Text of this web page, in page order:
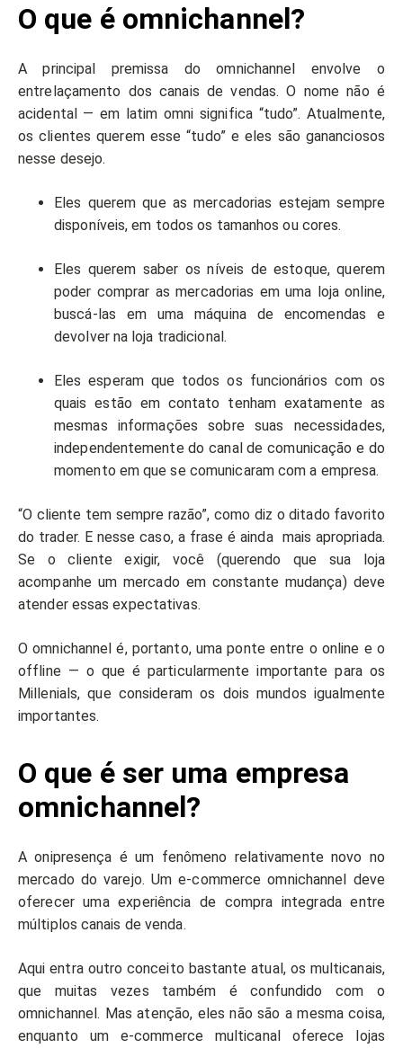
O que é omnichannel?
A principal premissa do omnichannel envolve o
entrelaçamento dos canais de vendas. O nome não é
acidental — em latim omni significa “tudo”. Atualmente,
os clientes querem esse “tudo” e eles são gananciosos
nesse desejo.
Eles querem que as mercadorias estejam sempre
disponíveis, em todos os tamanhos ou cores.
Eles querem saber os níveis de estoque, querem
poder comprar as mercadorias em uma loja online,
buscá-las em uma máquina de encomendas e
devolver na loja tradicional.
Eles esperam que todos os funcionários com os
quais estão em contato tenham exatamente as
mesmas informações sobre suas necessidades,
independentemente do canal de comunicação e do
momento em que se comunicaram com a empresa.
“O cliente tem sempre razão”, como diz o ditado favorito
do trader. E nesse caso, a frase é ainda mais apropriada.
Se o cliente exigir, você (querendo que sua loja
acompanhe um mercado em constante mudança) deve
atender essas expectativas.
O omnichannel é, portanto, uma ponte entre o online e o
offline — o que é particularmente importante para os
Millenials, que consideram os dois mundos igualmente
importantes.
O que é ser uma empresa
omnichannel?
A onipresença é um fenômeno relativamente novo no
mercado do varejo. Um e-commerce omnichannel deve
oferecer uma experiência de compra integrada entre
múltiplos canais de venda.
Aqui entra outro conceito bastante atual, os multicanais,
que muitas vezes também é confundido com o
omnichannel. Mas atenção, eles não são a mesma coisa,
enquanto um e-commerce multicanal oferece lojas